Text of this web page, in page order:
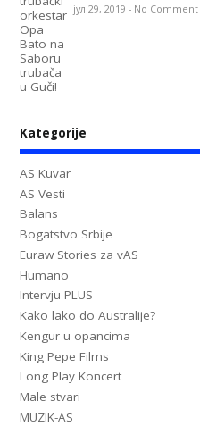
јул 29, 2019 - No Comment
Kategorije
AS Kuvar
AS Vesti
Balans
Bogatstvo Srbije
Euraw Stories za vAS
Humano
Intervju PLUS
Kako lako do Australije?
Kengur u opancima
King Pepe Films
Long Play Koncert
Male stvari
MUZIK-AS